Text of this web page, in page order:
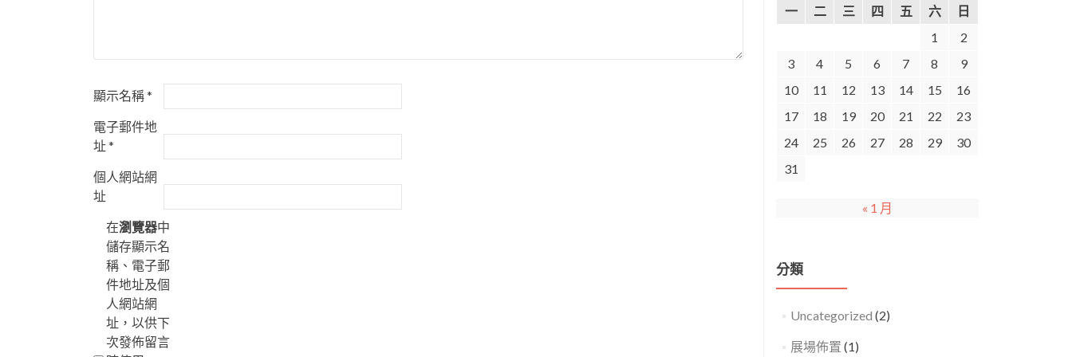
顯示名稱*
電子郵件地
址*
個人網站網
址
在瀏覽器中
儲存顯示名
稱、電子郵
件地址及個
人網站網
址，以供下
次發佈留言
一 二 三 四 五 六
日
1
2
3
4 5 6 7 8
9
10
11 12 13 14 15
16
17
18 19 20 21 22
23
24
25 26 27 28 29
30
31
« 1 月
分類
Uncategorized (2)
展場佈置 (1)